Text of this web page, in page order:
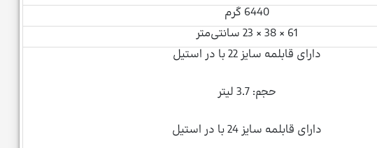
6440 گرم
61 × 38 × 23 سانتی‌متر
دارای قابلمه سایز 22 با در استیل
حجم: 3.7 لیتر
دارای قابلمه سایز 24 با در استیل